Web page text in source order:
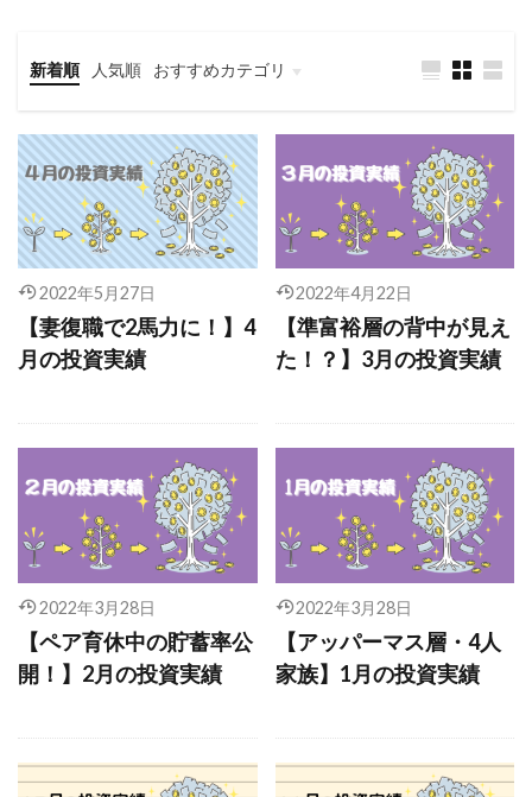
新着順 人気順 おすすめカテゴリ
2022年5月27日
【妻復職で2馬力に！】4
月の投資実績
2022年4月22日
【準富裕層の背中が見え
た！？】3月の投資実績
2022年3月28日
【ペア育休中の貯蓄率公
開！】2月の投資実績
2022年3月28日
【アッパーマス層・4人
家族】1月の投資実績